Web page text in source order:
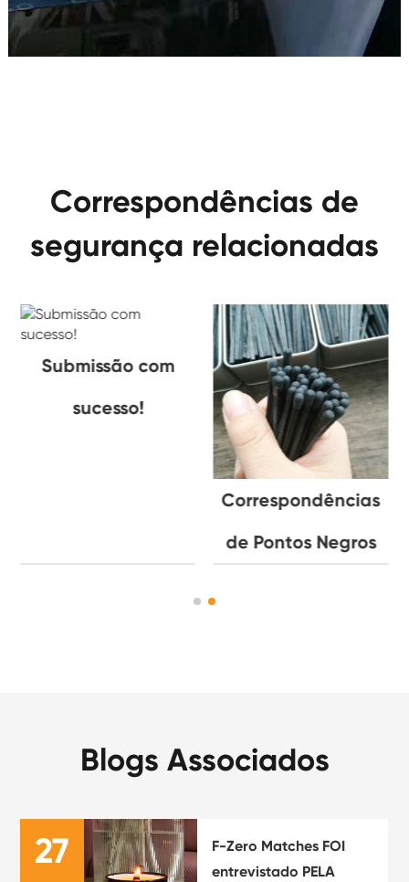
Correspondências de
segurança relacionadas
Submissão com
sucesso!
Correspondências
de Pontos Negros
Blogs Associados
27
F-Zero Matches FOI
entrevistado PELA